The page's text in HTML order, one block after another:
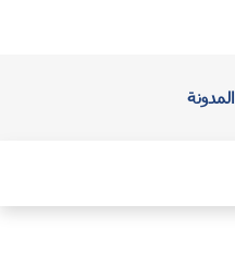
المدونة